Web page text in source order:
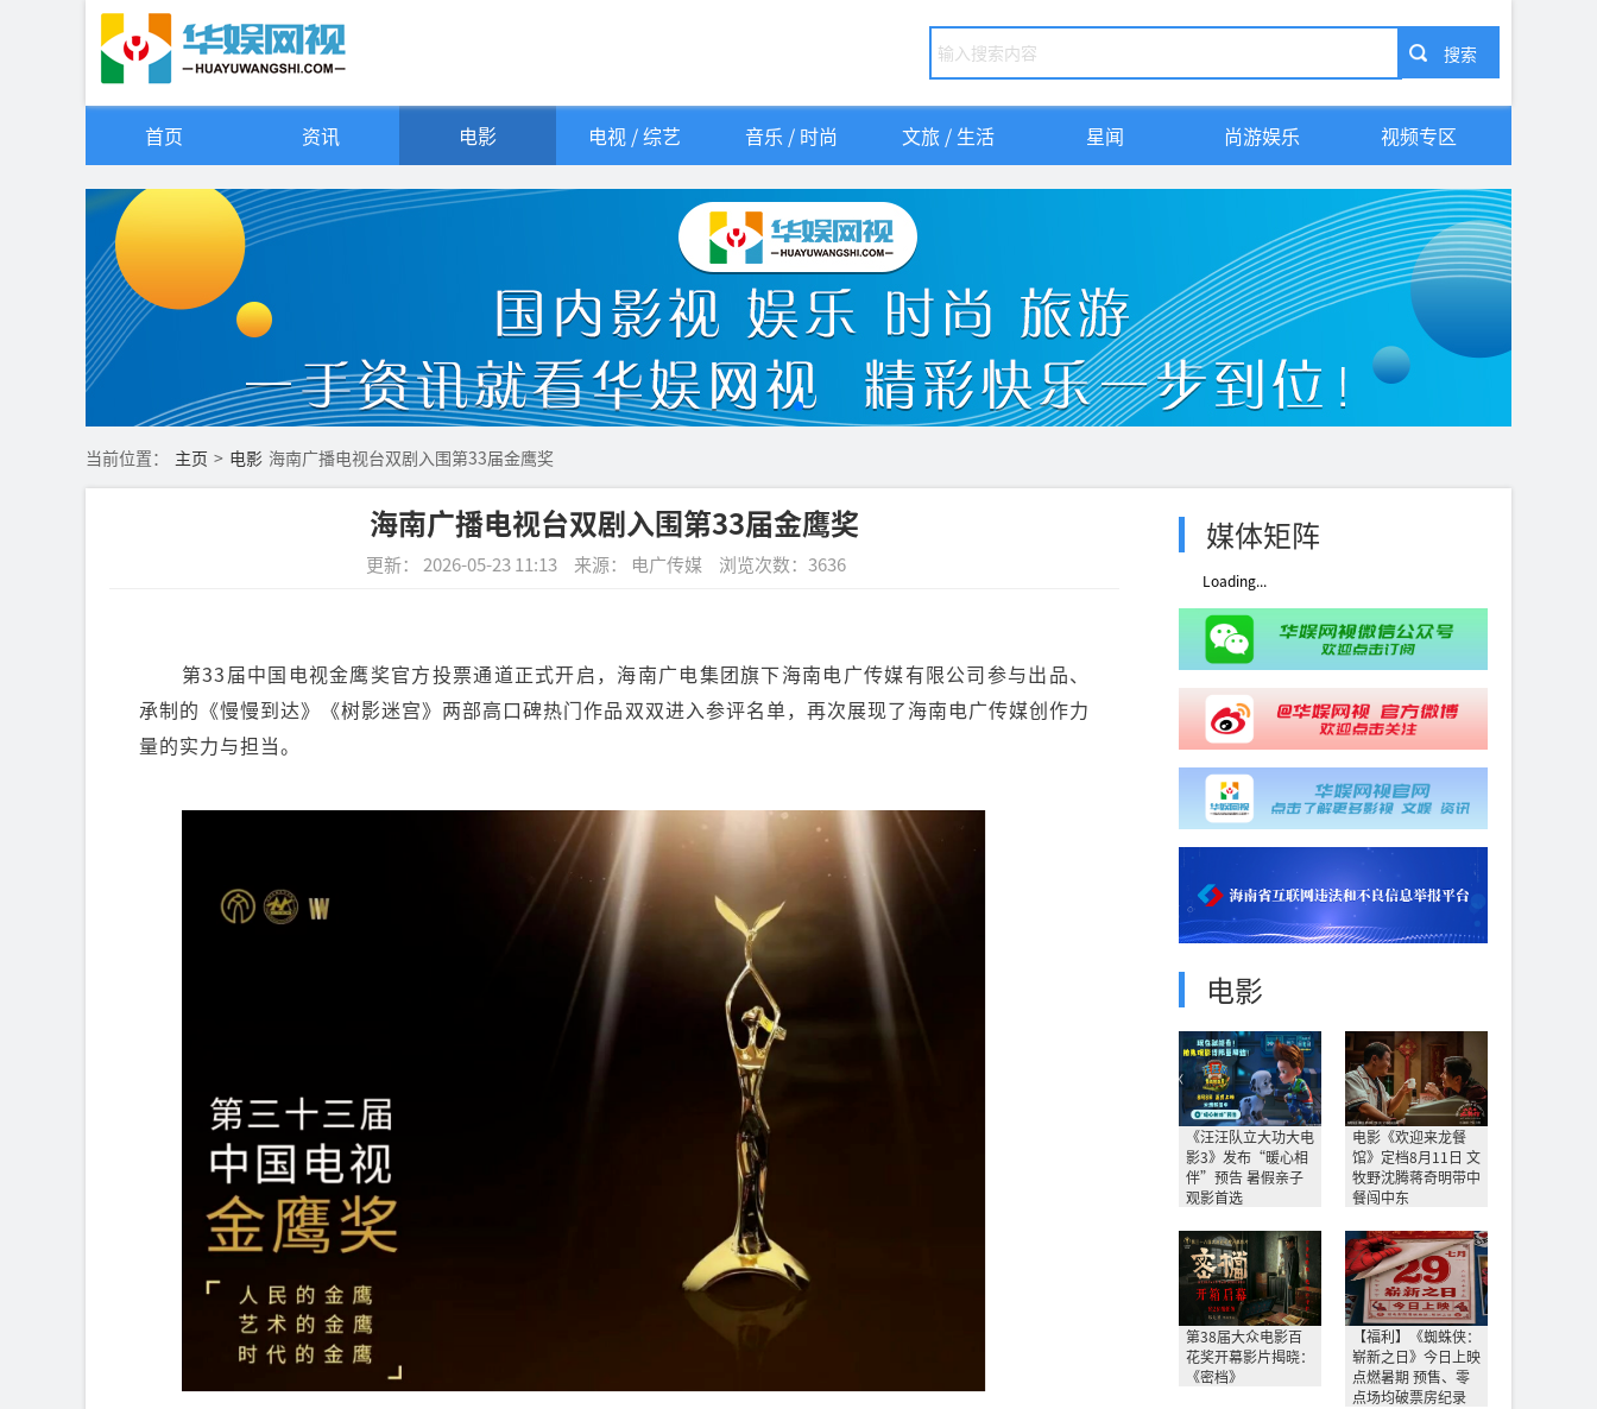
首页 资讯 电影 电视 / 综艺 音乐 / 时尚 文旅 / 生活 星闻 尚游娱乐 视频专区
当前位置： 主页 > 电影 海南广播电视台双剧入围第33届金鹰奖
海南广播电视台双剧入围第33届金鹰奖
更新： 2026-05-23 11:13 来源： 电广传媒 浏览次数： 3636
第33届中国电视金鹰奖官方投票通道正式开启，海南广电集团旗下海南电广传媒有限公司参与出品、
承制的《慢慢到达》《树影迷宫》两部高口碑热门作品双双进入参评名单，再次展现了海南电广传媒创作力
量的实力与担当。
媒体矩阵
Loading...
电影
《汪汪队立大功大电
影3》发布“暖心相
伴”预告 暑假亲子
观影首选
电影《欢迎来龙餐
馆》定档8月11日 文
牧野沈腾蒋奇明带中
餐闯中东
第38届大众电影百
花奖开幕影片揭晓：
《密档》
【福利】《蜘蛛侠：
崭新之日》今日上映
点燃暑期 预售、零
点场均破票房纪录